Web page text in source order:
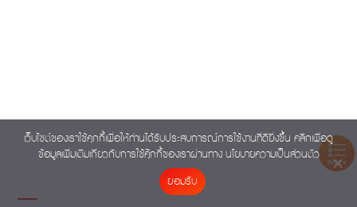
INDEX
เว็บไซต์ของเราใช้คุกกี้เพื่อให้ท่านได้รับประสบการณ์การใช้งานที่ดียิ่งขึ้น คลิกเพื่อดู
ข้อมูลเพิ่มเติมเกี่ยวกับการใช้คุ๊กกี้ของเราผ่านทาง นโยบายความเป็นส่วนตัว
ยอมรับ